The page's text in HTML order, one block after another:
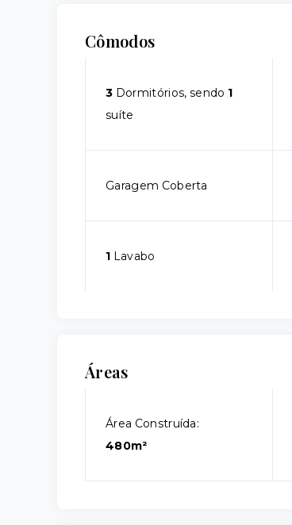
Cômodos
3 Dormitórios, sendo 1
suíte
Garagem Coberta
1 Lavabo
Áreas
Área Construída:
480m²